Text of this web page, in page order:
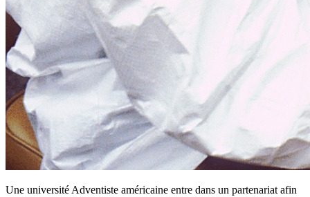
Une université Adventiste américaine entre dans un partenariat afin